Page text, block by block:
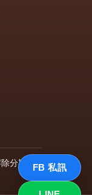
分期付FB 私訊